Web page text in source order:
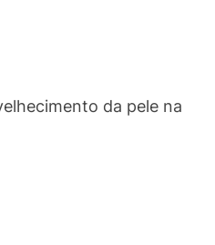
da pele na